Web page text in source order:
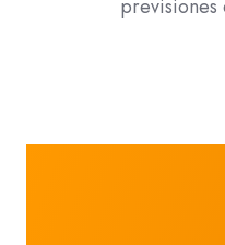
previsiones